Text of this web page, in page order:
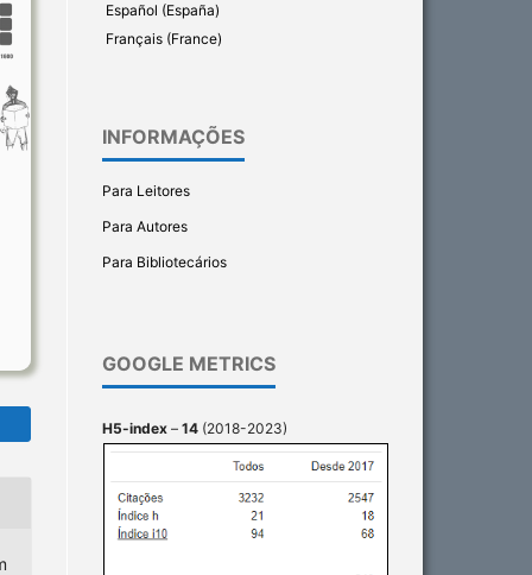
Español (España)
Français (France)
INFORMAÇÕES
Para Leitores
Para Autores
Para Bibliotecários
GOOGLE METRICS
H5-index – 14 (2018-2023)